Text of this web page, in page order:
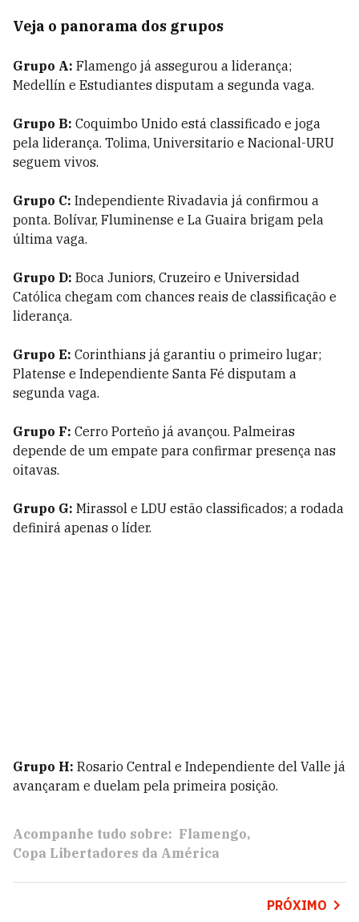
Veja o panorama dos grupos
Grupo A: Flamengo já assegurou a liderança;
Medellín e Estudiantes disputam a segunda vaga.
Grupo B: Coquimbo Unido está classificado e joga
pela liderança. Tolima, Universitario e Nacional-URU
seguem vivos.
Grupo C: Independiente Rivadavia já confirmou a
ponta. Bolívar, Fluminense e La Guaira brigam pela
última vaga.
Grupo D: Boca Juniors, Cruzeiro e Universidad
Católica chegam com chances reais de classificação e
liderança.
Grupo E: Corinthians já garantiu o primeiro lugar;
Platense e Independiente Santa Fé disputam a
segunda vaga.
Grupo F: Cerro Porteño já avançou. Palmeiras
depende de um empate para confirmar presença nas
oitavas.
Grupo G: Mirassol e LDU estão classificados; a rodada
definirá apenas o líder.
Grupo H: Rosario Central e Independiente del Valle já
avançaram e duelam pela primeira posição.
Acompanhe tudo sobre: Flamengo
Copa Libertadores da América
PRÓXIMO